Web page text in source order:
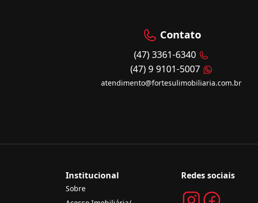
Contato
(47) 3361-6340
(47) 9 9101-5007
atendimento@fortesulimobiliaria.com.br
Institucional
Sobre
Redes sociais